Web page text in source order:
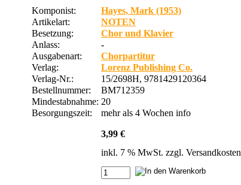
Komponist:
Hayes, Mark (1953)
Artikelart:
NOTEN
Besetzung:
Chor und Klavier
Anlass:
-
Ausgabenart:
Chorpartitur
Verlag:
Lorenz Publishing Co.
Verlag-Nr.:
15/2698H, 9781429120364
Bestellnummer:
BM712359
Mindestabnahme: 20
Besorgungszeit:
mehr als 4 Wochen info
3,99 €
inkl. 7 % MwSt. zzgl. Versandkosten